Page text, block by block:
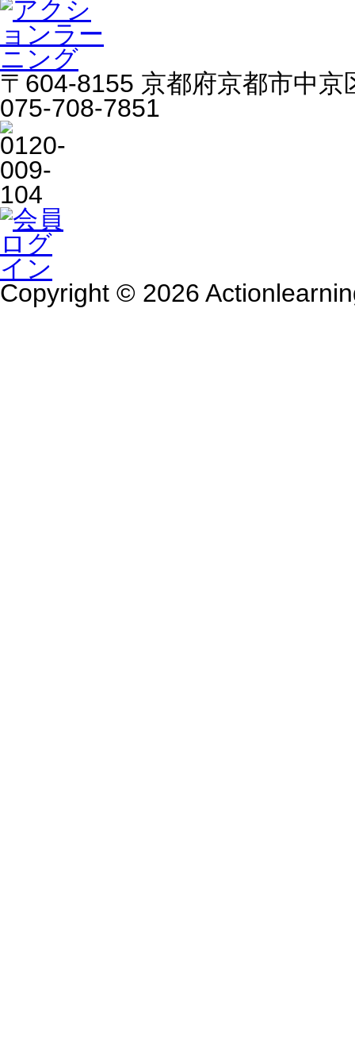
〒604-8155 京都府京都市中京
075-708-7851
Copyright © 2026